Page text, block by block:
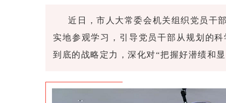
近日，市人大常委会机关组织党员干
实地参观学习，引导党员干部从规划的
到底的战略定力，深化对“把握好潜绩和